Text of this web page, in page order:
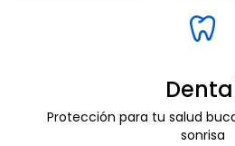
Protección para tu salud
sonrisa